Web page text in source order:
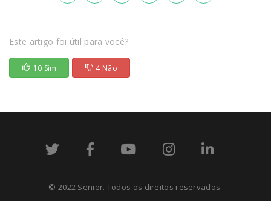
Este artigo foi útil para você?
10 Sim 4 Não
© 2022 Senior. Todos os direitos reservados.